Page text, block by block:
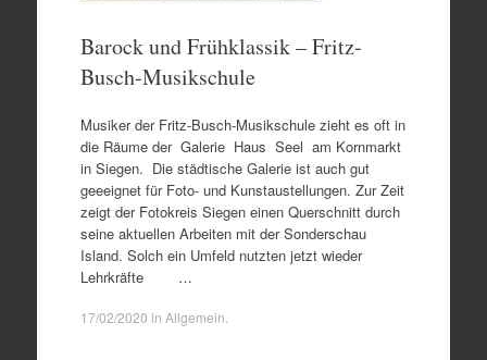
Barock und Frühklassik – Fritz-
Busch-Musikschule
Musiker der Fritz-Busch-Musikschule zieht es oft in
die Räume der Galerie Haus Seel am Kornmarkt
in Siegen. Die städtische Galerie ist auch gut
geeeignet für Foto- und Kunstaustellungen. Zur Zeit
zeigt der Fotokreis Siegen einen Querschnitt durch
seine aktuellen Arbeiten mit der Sonderschau
Island. Solch ein Umfeld nutzten jetzt wieder
Lehrkräfte …
17/02/2020 in Allgemein